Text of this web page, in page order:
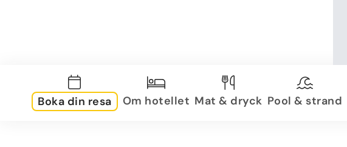
Boka din resa Om hotellet Mat & dryck Pool & strand